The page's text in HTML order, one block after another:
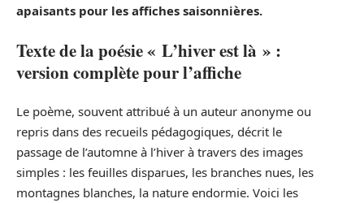
apaisants pour les affiches saisonnières.
Texte de la poésie « L’hiver est là » :
version complète pour l’affiche
Le poème, souvent attribué à un auteur anonyme ou
repris dans des recueils pédagogiques, décrit le
passage de l’automne à l’hiver à travers des images
simples : les feuilles disparues, les branches nues, les
montagnes blanches, la nature endormie. Voici les